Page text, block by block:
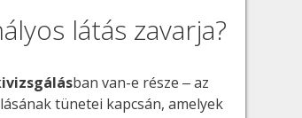
látás zavarja?
ban van-e része ‒ az
tünetei kapcsán, amelyek